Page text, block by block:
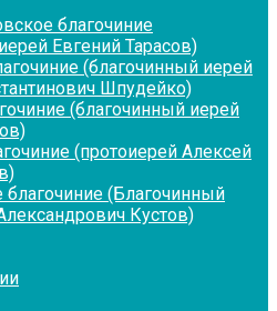
благочиние
Евгений Тарасов)
(благочинный иерей
Шпудейко)
(благочинный иерей
(протоиерей Алексей
благочиние (Благочинный
Кустов)